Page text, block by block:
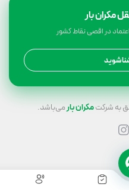
مکران بار
در اقصی نقاط کشور
شوید
به شرکتمکران بارمی‌باشد.